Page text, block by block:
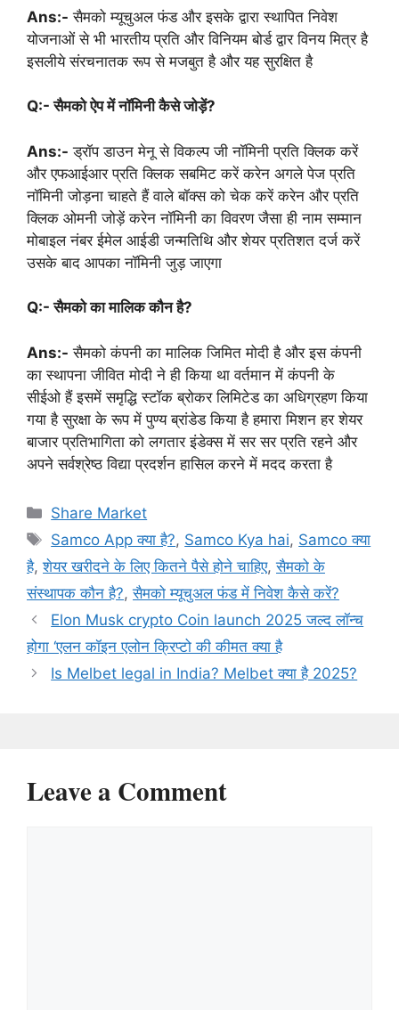
Ans:- सैमको म्यूचुअल फंड और इसके द्वारा स्थापित निवेश
योजनाओं से भी भारतीय प्रति और विनियम बोर्ड द्वार विनय मित्र है
इसलीये संरचनातक रूप से मजबुत है और यह सुरक्षित है
Q:- सैमको ऐप में नॉमिनी कैसे जोड़ें?
Ans:- ड्रॉप डाउन मेनू से विकल्प जी नॉमिनी प्रति क्लिक करें
और एफआईआर प्रति क्लिक सबमिट करें करेन अगले पेज प्रति
नॉमिनी जोड़ना चाहते हैं वाले बॉक्स को चेक करें करेन और प्रति
क्लिक ओमनी जोड़ें करेन नॉमिनी का विवरण जैसा ही नाम सम्मान
मोबाइल नंबर ईमेल आईडी जन्मतिथि और शेयर प्रतिशत दर्ज करें
उसके बाद आपका नॉमिनी जुड़ जाएगा
Q:- सैमको का मालिक कौन है?
Ans:- सैमको कंपनी का मालिक जिमित मोदी है और इस कंपनी
का स्थापना जीवित मोदी ने ही किया था वर्तमान में कंपनी के
सीईओ हैं इसमें समृद्धि स्टॉक ब्रोकर लिमिटेड का अधिग्रहण किया
गया है सुरक्षा के रूप में पुण्य ब्रांडेड किया है हमारा मिशन हर शेयर
बाजार प्रतिभागिता को लगतार इंडेक्स में सर सर प्रति रहने और
अपने सर्वश्रेष्ठ विद्या प्रदर्शन हासिल करने में मदद करता है
Categories
Share Market
Tags
Samco App क्या है?, Samco Kya hai, Samco क्या
है,शेयर खरीदने के लिए कितने पैसे होने चाहिए,सैमको के
संस्थापक कौन है?,सैमको म्यूचुअल फंड में निवेश कैसे करें?
Elon Musk crypto Coin launch 2025 जल्द लॉन्च
होगा ‘एलन कॉइन एलोन क्रिप्टो की कीमत क्या है
Is Melbet legal in India? Melbet क्या है 2025?
Leave a Comment